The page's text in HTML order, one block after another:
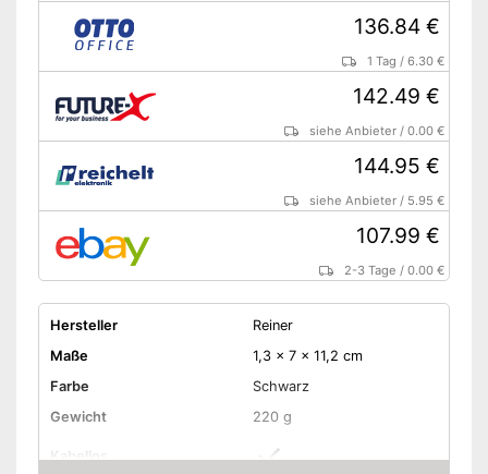
136.84 €
1 Tag /6.30 €
142.49 €
siehe Anbieter /0.00 €
144.95 €
siehe Anbieter / 5.95 €
107.99 €
2-3 Tage /0.00 €
Hersteller
Reiner
Maße
1,3 x 7 x 11,2 cm
Farbe
Schwarz
Gewicht
220 g
Kabellos